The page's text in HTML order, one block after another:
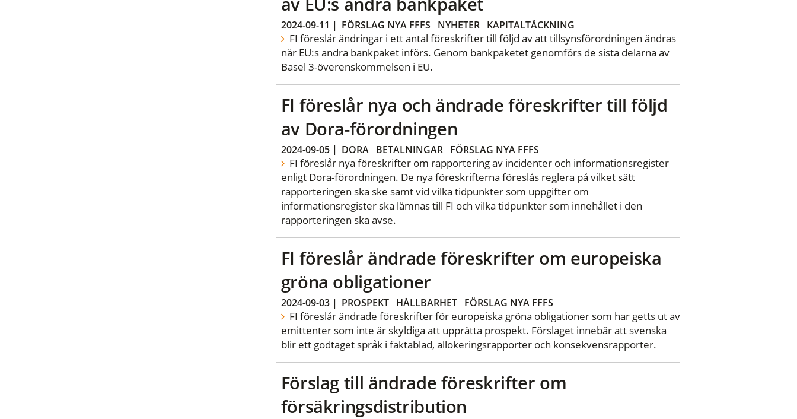
2024-09-11 | FÖRSLAG NYA FFFS NYHETER KAPITALTÄCKNING
FI föreslår ändringar i ett antal föreskrifter till följd av att tillsynsförordningen ändras
när EU:s andra bankpaket införs. Genom bankpaketet genomförs de sista delarna av
Basel 3-överenskommelsen i EU.
FI föreslår nya och ändrade föreskrifter till följd
av Dora-förordningen
2024-09-05| DORA BETALNINGAR FÖRSLAG NYA FFFS
FI föreslår nya föreskrifter om rapportering av incidenter och informationsregister
enligt Dora-förordningen. De nya föreskrifterna föreslås reglera på vilket sätt
rapporteringen ska ske samt vid vilka tidpunkter som uppgifter om
informationsregister ska lämnas till FI och vilka tidpunkter som innehållet i den
rapporteringen ska avse.
FI föreslår ändrade föreskrifter om europeiska
gröna obligationer
2024-09-03| PROSPEKT HÅLLBARHET FÖRSLAG NYA FFFS
FI föreslår ändrade föreskrifter för europeiska gröna obligationer som har getts ut av
emittenter som inte är skyldiga att upprätta prospekt. Förslaget innebär att svenska
blir ett godtaget språk i faktablad, allokeringsrapporter och konsekvensrapporter.
Förslag till ändrade föreskrifter om
försäkringsdistribution